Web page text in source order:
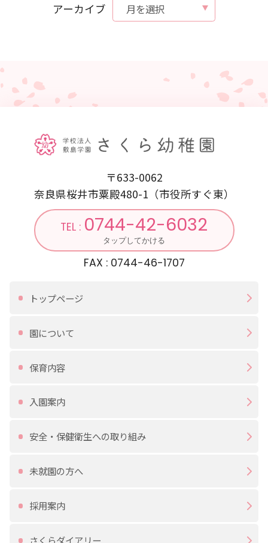
アーカイブ
〒633-0062
奈良県桜井市粟殿480-1（市役所すぐ東）
TEL : 0744-42-6032
タップしてかける
FAX : 0744-46-1707
トップページ
園について
保育内容
入園案内
安全・保健衛生への取り組み
未就園の方へ
採用案内
さくらダイアリー